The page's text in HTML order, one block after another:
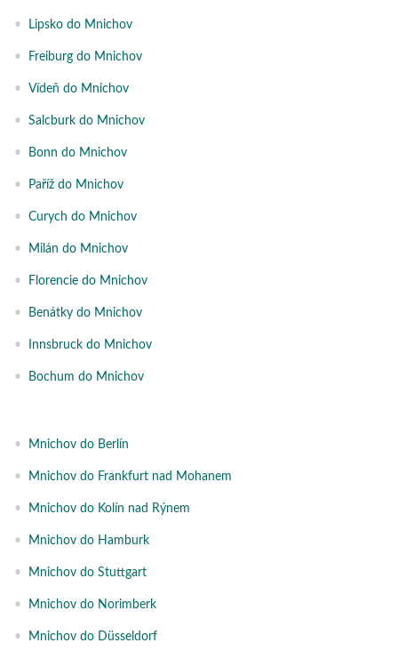
• Lipsko do Mnichov
• Freiburg do Mnichov
• Vídeň do Mnichov
• Salcburk do Mnichov
• Bonn do Mnichov
• Paříž do Mnichov
• Curych do Mnichov
• Milán do Mnichov
• Florencie do Mnichov
• Benátky do Mnichov
• Innsbruck do Mnichov
• Bochum do Mnichov
• Mnichov do Berlín
• Mnichov do Frankfurt nad Mohanem
• Mnichov do Kolín nad Rýnem
• Mnichov do Hamburk
• Mnichov do Stuttgart
• Mnichov do Norimberk
• Mnichov do Düsseldorf